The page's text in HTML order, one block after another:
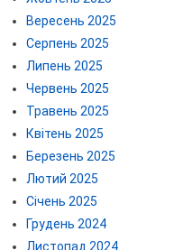
Вересень 2025
Серпень 2025
Липень 2025
Червень 2025
Травень 2025
Квітень 2025
Березень 2025
Лютий 2025
Січень 2025
Грудень 2024
Листопад 2024